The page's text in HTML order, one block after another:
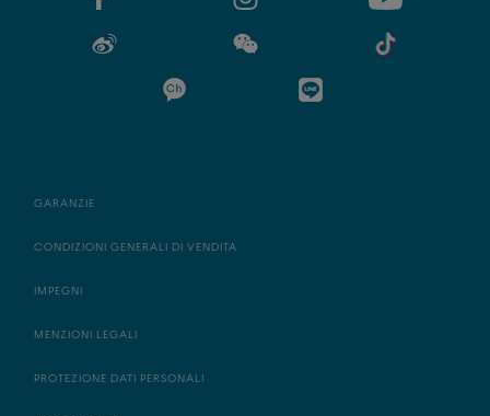
GARANZIE
CONDIZIONI GENERALI DI VENDITA
IMPEGNI
MENZIONI LEGALI
PROTEZIONE DATI PERSONALI